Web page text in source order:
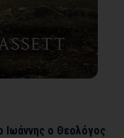
Ιωάννης ο Θεολόγος